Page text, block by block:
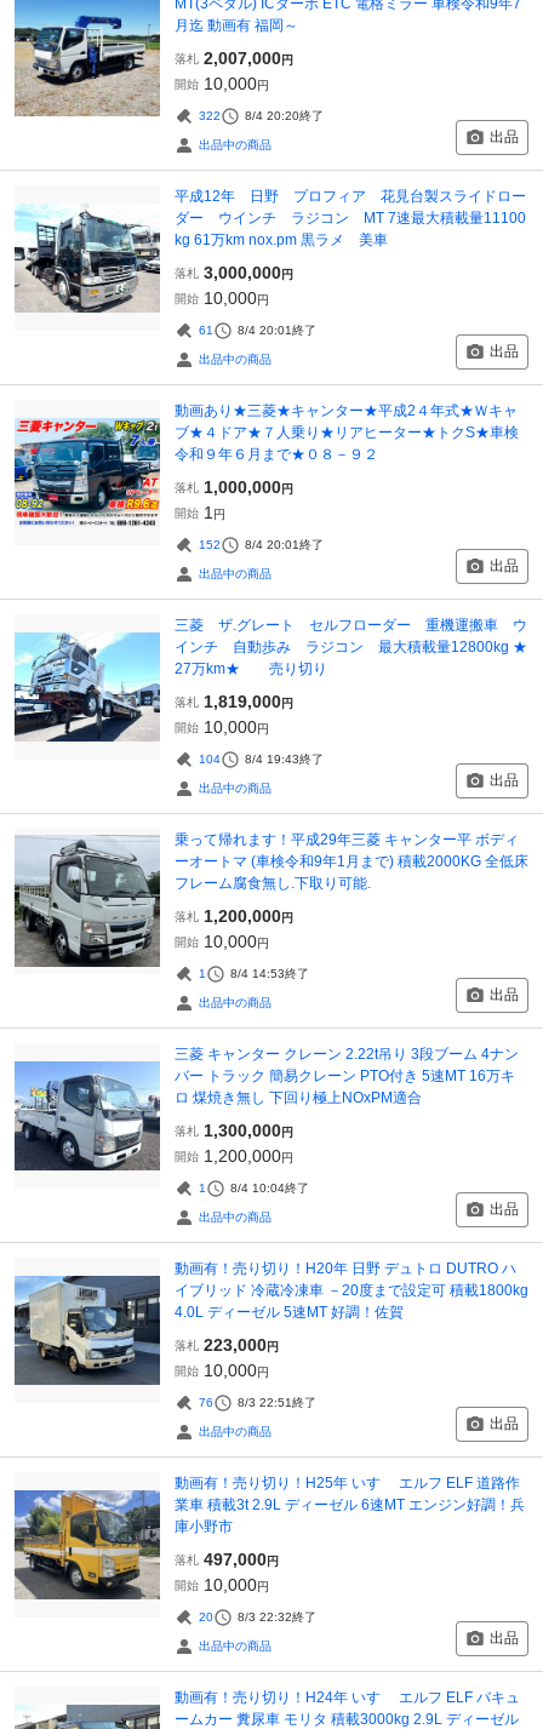
月迄 動画有 福岡～
落札 2,007,000円
開始 10,000円
322 8/4 20:20終了
出品中の商品 出品
平成12年 日野 プロフィア 花見台製スライドロー
ダー ウインチ ラジコン MT 7速最大積載量11100
kg 61万km nox.pm 黒ラメ 美車
落札 3,000,000円
開始 10,000円
61 8/4 20:01終了
出品中の商品 出品
動画あり★三菱★キャンター★平成2４年式★Ｗキャ
ブ★４ドア★７人乗り★リアヒーター★トクS★車検
令和９年６月まで★０８－９２
落札 1,000,000円
開始 1 円
152 8/4 20:01終了
出品中の商品 出品
三菱 ザ.グレート セルフローダー 重機運搬車 ウ
インチ 自動歩み ラジコン 最大積載量12800kg ★
27万km★ 売り切り
落札 1,819,000円
開始 10,000円
104 8/4 19:43終了
出品中の商品 出品
乗って帰れます！平成29年三菱 キャンター平 ボディ
ーオートマ (車検令和9年1月まで) 積載2000KG 全低床
フレーム腐食無し.下取り可能.
落札 1,200,000円
開始 10,000円
1 8/4 14:53終了
出品中の商品 出品
三菱 キャンター クレーン 2.22t吊り 3段ブーム 4ナン
バー トラック 簡易クレーン PTO付き 5速MT 16万キ
ロ 煤焼き無し 下回り極上NOxPM適合
落札 1,300,000円
開始 1,200,000円
1 8/4 10:04終了
出品中の商品 出品
動画有！売り切り！H20年 日野 デュトロ DUTRO ハ
イブリッド 冷蔵冷凍車 －20度まで設定可 積載1800kg
4.0L ディーゼル 5速MT 好調！佐賀
落札 223,000円
開始 10,000円
76 8/3 22:51終了
出品中の商品 出品
動画有！売り切り！H25年 いすゞ エルフ ELF 道路作
業車 積載3t 2.9L ディーゼル 6速MT エンジン好調！兵
庫小野市
落札 497,000円
開始 10,000円
20 8/3 22:32終了
出品中の商品 出品
動画有！売り切り！H24年 いすゞ エルフ ELF バキュ
ームカー 糞尿車 モリタ 積載3000kg 2.9L ディーゼル